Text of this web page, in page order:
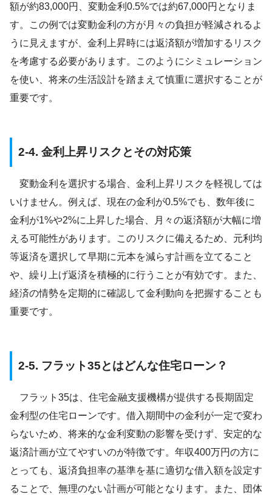
額が約83,000円、変動金利0.5%では約67,000円となりま
す。この例では変動金利の方が月々の負担が軽減されるよ
うに見えますが、金利上昇時には返済額が増加するリスク
を考慮する必要があります。このようにシミュレーション
を使い、将来の生活設計を踏まえて慎重に選択することが
重要です。
2-4. 金利上昇リスクとその対応策
変動金利を選択する場合、金利上昇リスクを軽視しては
いけません。例えば、現在の金利が0.5%でも、数年後に
金利が1%や2%に上昇した場合、月々の返済額が大幅に増
える可能性があります。このリスクに備えるため、元利均
等返済を選択して早期に元本を減らす計画を立てること
や、繰り上げ返済を積極的に行うことが有効です。また、
経済の情勢を定期的に確認して金利動向を把握することも
重要です。
2-5. フラット35とはどんな住宅ローン？
フラット35は、住宅金融支援機構が提供する長期固定
金利型の住宅ローンです。借入期間中の金利が一定で変わ
らないため、将来的な金利変動の影響を受けず、安定的な
返済計画が立てやすいのが特徴です。年収400万円の方に
とっても、返済負担率の基準を基に適切な借入額を設定す
ることで、無理のない計画が可能となります。また、団体